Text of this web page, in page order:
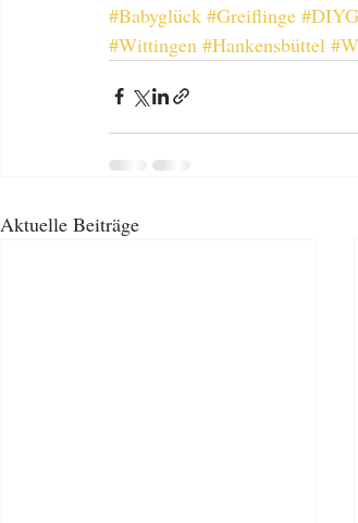
#Babyglück #Greiflinge
#Wittingen #Hankensbüttel
Aktuelle Beiträge